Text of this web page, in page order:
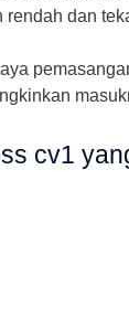
rendah dan
cv1